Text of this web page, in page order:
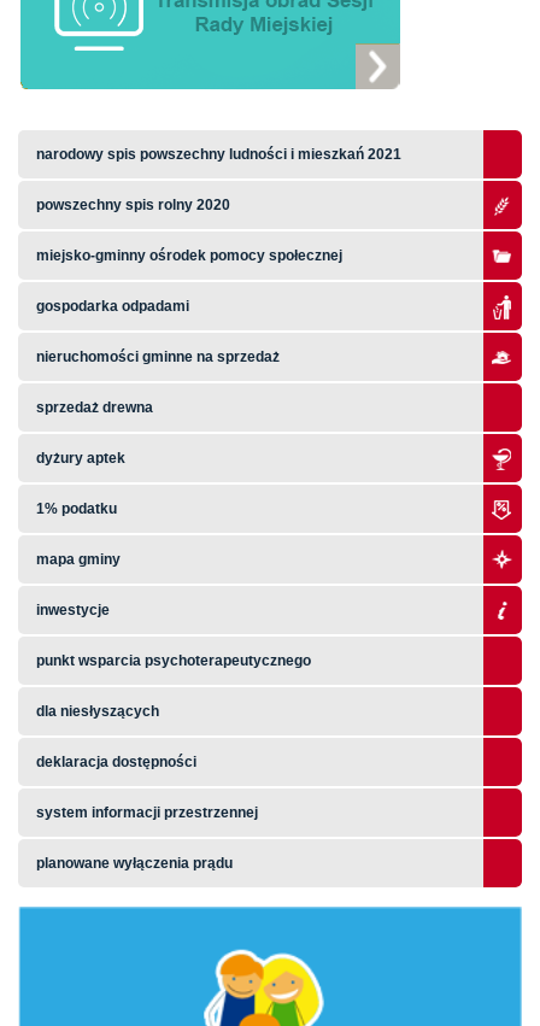
narodowy spis powszechny ludności i mieszkań 2021
powszechny spis rolny 2020
miejsko-gminny ośrodek pomocy społecznej
gospodarka odpadami
nieruchomości gminne na sprzedaż
sprzedaż drewna
dyżury aptek
1% podatku
mapa gminy
inwestycje
punkt wsparcia psychoterapeutycznego
dla niesłyszących
deklaracja dostępności
system informacji przestrzennej
planowane wyłączenia prądu